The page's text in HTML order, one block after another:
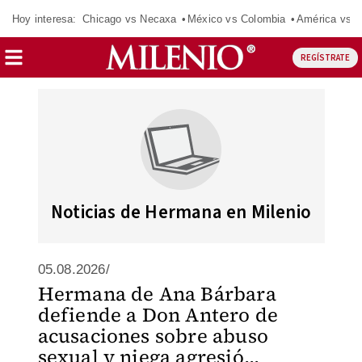
Hoy interesa: Chicago vs Necaxa México vs Colombia América vs
REGÍSTRATE
Noticias de Hermana en Milenio
05.08.2026/
Hermana de Ana Bárbara
defiende a Don Antero de
acusaciones sobre abuso